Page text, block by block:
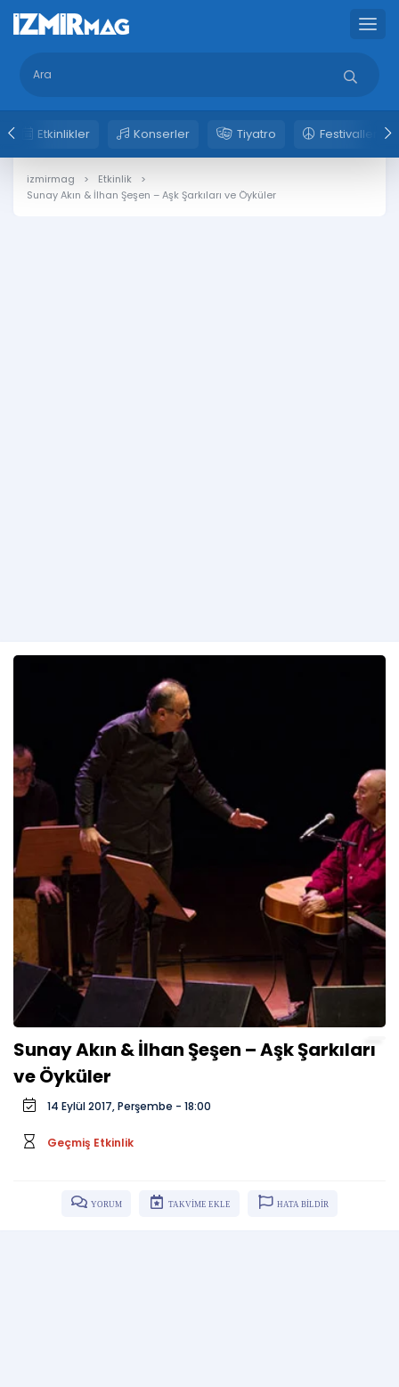
Etkinlikler Konserler Tiyatro Festivaller
izmirmag
Etkinlik
Sunay Akın & İlhan Şeşen – Aşk Şarkıları ve Öyküler
Sunay Akın & İlhan Şeşen – Aşk Şarkıları
ve Öyküler
14 Eylül 2017, Perşembe - 18:00
Geçmiş Etkinlik
YORUM TAKVİME EKLE HATA BİLDİR